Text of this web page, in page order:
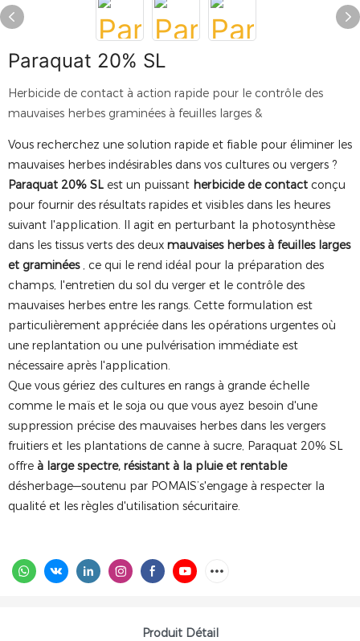
Paraquat 20% SL
Herbicide de contact à action rapide pour le contrôle des
mauvaises herbes graminées à feuilles larges &
Vous recherchez une solution rapide et fiable pour éliminer les
mauvaises herbes indésirables dans vos cultures ou vergers ?
Paraquat 20% SL est un puissant herbicide de contact conçu
pour fournir des résultats rapides et visibles dans les heures
suivant l'application. Il agit en perturbant la photosynthèse
dans les tissus verts des deux mauvaises herbes à feuilles larges
et graminées , ce qui le rend idéal pour la préparation des
champs, l'entretien du sol du verger et le contrôle des
mauvaises herbes entre les rangs. Cette formulation est
particulièrement appréciée dans les opérations urgentes où
une replantation ou une pulvérisation immédiate est
nécessaire après l'application.
Que vous gériez des cultures en rangs à grande échelle
comme le maïs et le soja ou que vous ayez besoin d'une
suppression précise des mauvaises herbes dans les vergers
fruitiers et les plantations de canne à sucre, Paraquat 20% SL
offre à large spectre, résistant à la pluie et rentable
désherbage—soutenu par POMAIS’s'engage à respecter la
qualité et les règles d'utilisation sécuritaire.
Produit Détail